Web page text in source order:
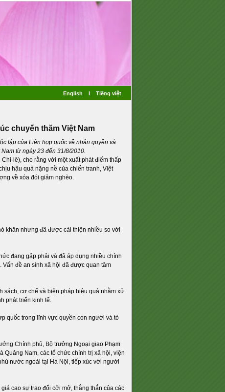
English I Tiếng việt
chuyến thăm Việt Nam
lập của Liên hợp quốc về nhân quyền và
từ ngày 23 đến 31/8/2010.
lê), cho rằng với một xuất phát điểm thấp
hậu quả nặng nề của chiến tranh, Việt
về xóa đói giảm nghèo.
khăn nhưng đã được cải thiện nhiều so với
đang gặp phải và đã áp dụng nhiều chính
đề an sinh xã hội đã được quan tâm
sách, cơ chế và biện pháp hiệu quả nhằm xử
phát triển kinh tế.
quốc trong lĩnh vực quyền con người và tỏ
Chính phủ, Bộ trưởng Ngoại giao Phạm
Nam, các tổ chức chính trị xã hội, viện
nước ngoài tại Hà Nội, tiếp xúc với người
cao sự trao đổi cởi mở, thẳng thắn của các